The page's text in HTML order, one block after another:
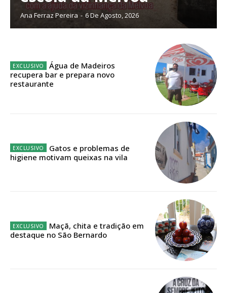
32
Edição em papel entregue à Quinta-feira em sua
casa
Acesso aos conteúdos Exclusivos para
Escolha o plano
Ana Ferraz Pereira - 6 De Agosto, 2026
Água de Madeiros
recupera bar e prepara novo
restaurante
Gatos e problemas de
higiene motivam queixas na vila
Maçã, chita e tradição em
destaque no São Bernardo